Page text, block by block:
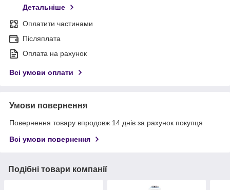
Детальніше
Оплатити частинами
Післяплата
Оплата на рахунок
Всі умови оплати
Умови повернення
Повернення товару впродовж 14 днів за рахунок покупця
Всі умови повернення
Подібні товари компанії